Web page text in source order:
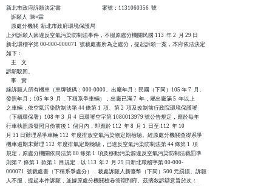
新北市政府訴願決定書                                  案號：1131060356  號
    訴願人  陳○霖
    原處分機關  新北市政府環境保護局
上列訴願人因違反空氣污染防制法事件，不服原處分機關民國 113  年 2  月 29 日
新北環稽字第 00-000-000071  號裁處書所為之處分，提起訴願一案，本府依法決定
如下：
    主    文
訴願駁回。
    事    實
緣訴願人所有機車（車牌號碼：000-0000、出廠年月：民國（下同）105 年 7  月、
發照年月：105 年 9  月，下稱系爭車輛），出廠已滿 7  年，屬出廠滿 5  年以上
之車輛，依空氣污染防制法第 44 條第 1  項、第 2  項及改制前行政院環境保護署
（下稱環保署）108 年 3  月 4  日環署空字第 1080013979 號公告規定，應於每年
行車執照原發照月份前後 1  個月內，即應於 112  年 8  月 1  日至 112  年 10
月 31 日辦理系爭車輛 112  年度排放空氣污染物定期檢驗。經原處分機關查得系爭
機車逾期未辦理 112  年度排氣定期檢驗，已違反空氣污染防制法第 44 條第 1  項
規定，原處分機關依同法第 80 條第 1  項及移動污染源違反空氣污染防制法裁罰準
則第 7  條第 1  款第 1  目規定，以 113  年 2  月 29 日新北環稽字第 00-000-
000071  號裁處書（下稱系爭處分），裁處訴願人新臺幣（下同）500 元罰鍰。訴願
人不服，提起本件訴願，並據原處分機關檢卷答辯到府。茲摘敘訴辯意旨於次：